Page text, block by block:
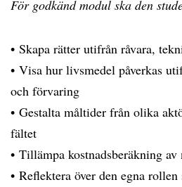
För godkänd modul ska den
• Skapa rätter utifrån råvara,
• Visa hur livsmedel påverkas
och förvaring
• Gestalta måltider från olika
fältet
• Tillämpa kostnadsberäkning
• Reflektera över den egna